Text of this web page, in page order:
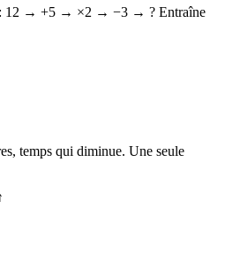
: 12 → +5 → ×2 → −3 → ? Entraîne
temps qui diminue. Une seule